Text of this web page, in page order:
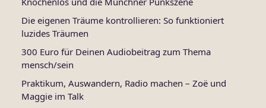
Die eigenen Träume kontrollieren: So funktioniert
luzides Träumen
300 Euro für Deinen Audiobeitrag zum Thema
mensch/sein
Praktikum, Auswandern, Radio machen – Zoë und
Maggie im Talk